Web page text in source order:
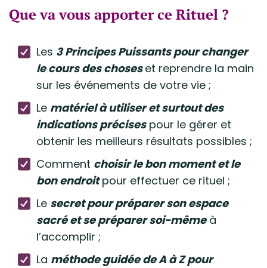
Que va vous apporter ce Rituel ?
Les 3 Principes Puissants pour changer
le cours des choseset reprendre la main
sur les événements de votre vie ;
Le matériel à utiliser et surtout des
indications précisespour le gérer et
obtenir les meilleurs résultats possibles ;
Comment choisir le bon moment et le
bon endroitpour effectuer ce rituel ;
Le secret pour préparer son espace
sacré et se préparer soi-mêmeà
l’accomplir ;
La méthode guidée de A à Z pour